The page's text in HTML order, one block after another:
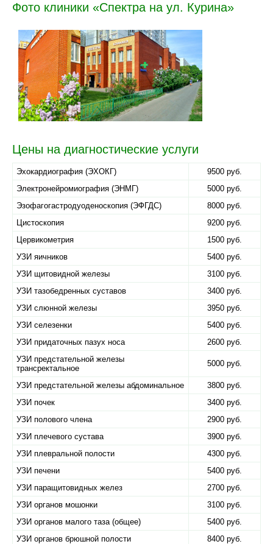
Фото клиники «Спектра на ул. Курина»
Цены на диагностические услуги
Эхокардиография (ЭХОКГ)
9500 руб.
Электронейромиография (ЭНМГ)
5000 руб.
Эзофагогастродуоденоскопия (ЭФГДС)
8000 руб.
Цистоскопия
9200 руб.
Цервикометрия
1500 руб.
УЗИ яичников
5400 руб.
УЗИ щитовидной железы
3100 руб.
УЗИ тазобедренных суставов
3400 руб.
УЗИ слюнной железы
3950 руб.
УЗИ селезенки
5400 руб.
УЗИ придаточных пазух носа
2600 руб.
УЗИ предстательной железы
трансректальное
5000 руб.
УЗИ предстательной железы абдоминальное
3800 руб.
УЗИ почек
3400 руб.
УЗИ полового члена
2900 руб.
УЗИ плечевого сустава
3900 руб.
УЗИ плевральной полости
4300 руб.
УЗИ печени
5400 руб.
УЗИ паращитовидных желез
2700 руб.
УЗИ органов мошонки
3100 руб.
УЗИ органов малого таза (общее)
5400 руб.
УЗИ органов брюшной полости
8400 руб.